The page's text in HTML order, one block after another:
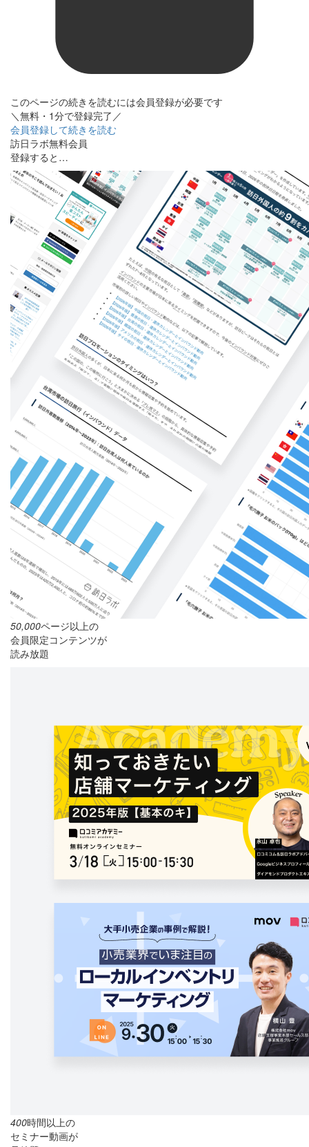
このページの続きを読むには会員登録が必要です
＼無料・1分で登録完了／
会員登録して続きを読む
訪日ラボ無料会員
登録すると…
50,000ページ以上の
会員限定コンテンツが
読み放題
400時間以上の
セミナー動画が